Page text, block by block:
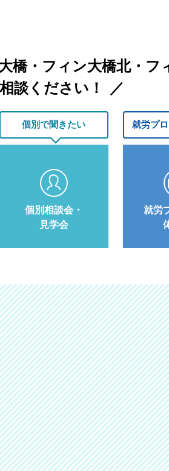
橋・フィン大橋北・フ
談ください！
個別で聞きたい
個別相談会・
見学会
就労プ
就労